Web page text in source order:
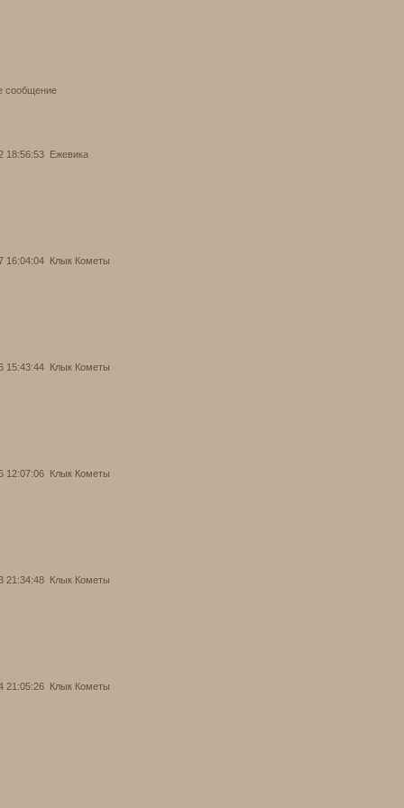
сообщение
18:56:53 Ежевика
16:04:04 Клык Кометы
15:43:44 Клык Кометы
12:07:06 Клык Кометы
21:34:48 Клык Кометы
21:05:26 Клык Кометы